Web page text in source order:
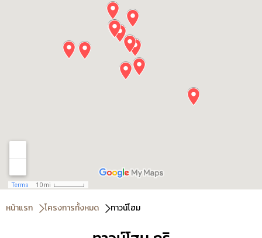
หน้าแรก โครงการทั้งหมด ทาวน์โฮม